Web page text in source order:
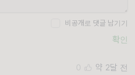
비공개로 댓글 남기기
확인
0
약 2달 전